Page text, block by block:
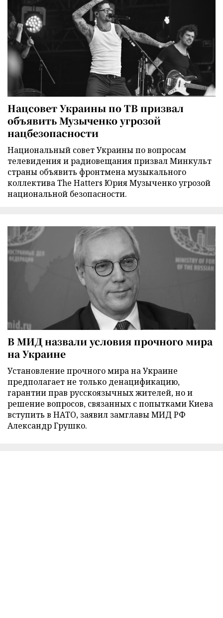
Нацсовет Украины по ТВ призвал
объявить Музыченко угрозой
нацбезопасности
Национальный совет Украины по вопросам
телевидения и радиовещания призвал Минкульт
страны объявить фронтмена музыкального
коллектива The Hatters Юрия Музыченко угрозой
национальной безопасности.
В МИД назвали условия прочного мира
на Украине
Установление прочного мира на Украине
предполагает не только денацификацию,
гарантии прав русскоязычных жителей, но и
решение вопросов, связанных с попытками Киева
вступить в НАТО, заявил замглавы МИД РФ
Александр Грушко.